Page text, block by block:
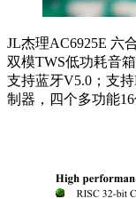
JL杰理AC6925E 六
双模TWS低功耗音
支持蓝牙V5.0；支
制器，四个多功能